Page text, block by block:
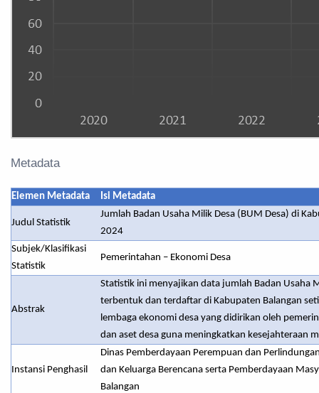
Metadata
Elemen Metadata Isi Metadata
Judul Statistik
Jumlah Badan Usaha Milik Desa (BUM Desa) di
2024
Subjek/Klasifikasi
Statistik
Pemerintahan – Ekonomi Desa
Abstrak
Statistik ini menyajikan data jumlah Badan Usaha
terbentuk dan terdaftar di Kabupaten Balangan
lembaga ekonomi desa yang didirikan oleh
dan aset desa guna meningkatkan kesejahteraan
Instansi Penghasil
Dinas Pemberdayaan Perempuan dan
dan Keluarga Berencana serta Pemberdayaan
Balangan